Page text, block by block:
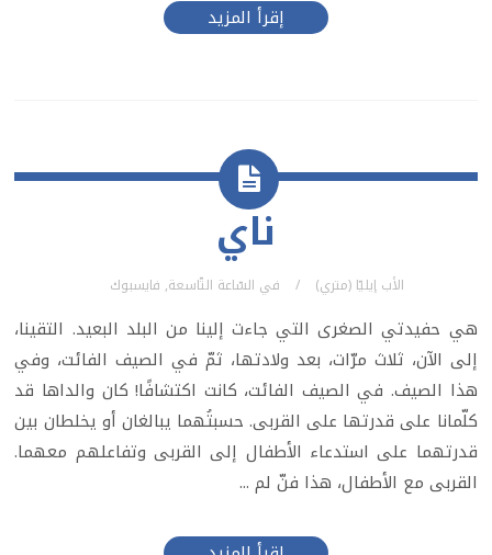
إقرأ المزيد
ناي
الأب إيليّا (متري) في السّاعة التّاسعة, فايسبوك
هي حفيدتي الصغرى التي جاءت إلينا من البلد البعيد. التقينا،
إلى الآن، ثلاث مرّات، بعد ولادتها، ثمّ في الصيف الفائت، وفي
هذا الصيف. في الصيف الفائت، كانت اكتشافًا! كان والداها قد
كلّمانا على قدرتها على القربى. حسبتُهما يبالغان أو يخلطان بين
قدرتهما على استدعاء الأطفال إلى القربى وتفاعلهم معهما.
القربى مع الأطفال، هذا فنّ لم ...